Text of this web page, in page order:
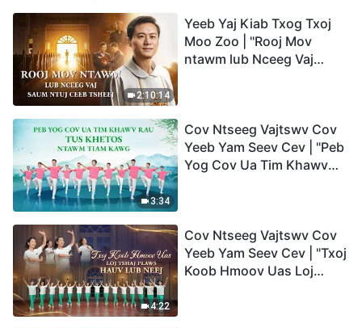
2:10:14
Yeeb Yaj Kiab Txog Txoj
Moo Zoo | "Rooj Mov
ntawm lub Nceeg Vaj
3:34
Cov Ntseeg Vajtswv Cov
Yeeb Yam Seev Cev | "Peb
Yog Cov Ua Tim Khawv
4:22
Cov Ntseeg Vajtswv Cov
Yeeb Yam Seev Cev | "Txoj
Koob Hmoov Uas Loj